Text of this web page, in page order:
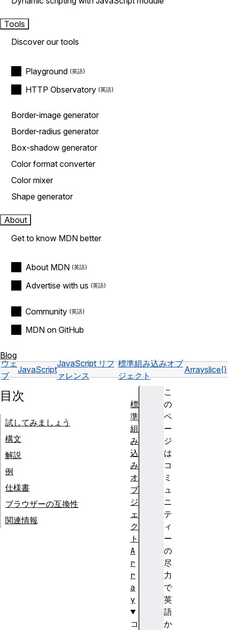
Tools
Discover our tools
Playground
HTTP Observatory
Border-image generator
Border-radius generator
Box-shadow generator
Color format converter
Color mixer
Shape generator
About
Get to know MDN better
About MDN
Advertise with us
Community
MDN on GitHub
Blog
ウェ
ブ
JavaScript
JavaScript リフ
ァレンス
標準組み込みオブ
ジェクト
Arrayslice()
こ
の
ペ
ー
ジ
は
コ
ミ
ュ
ニ
テ
ィ
ー
の
尽
力
で
英
語
か
目次
試してみましょう
構文
解説
例
仕様書
ブラウザーの互換性
関連情報
標
準
組
み
込
み
オ
ブ
ジ
ェ
ク
ト
A
r
r
a
y
コ